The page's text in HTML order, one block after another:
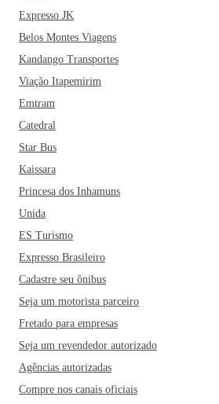
Expresso JK
Belos Montes Viagens
Kandango Transportes
Viação Itapemirim
Emtram
Catedral
Star Bus
Kaissara
Princesa dos Inhamuns
Unida
ES Turismo
Expresso Brasileiro
Cadastre seu ônibus
Seja um motorista parceiro
Fretado para empresas
Seja um revendedor autorizado
Agências autorizadas
Compre nos canais oficiais